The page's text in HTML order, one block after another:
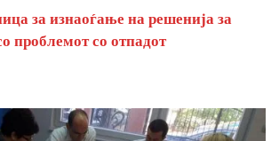
за изнаоѓање на решенија за
проблемот со отпадот